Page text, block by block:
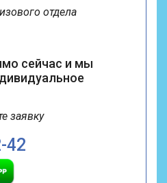
отдела
сейчас и мы
заявку
42